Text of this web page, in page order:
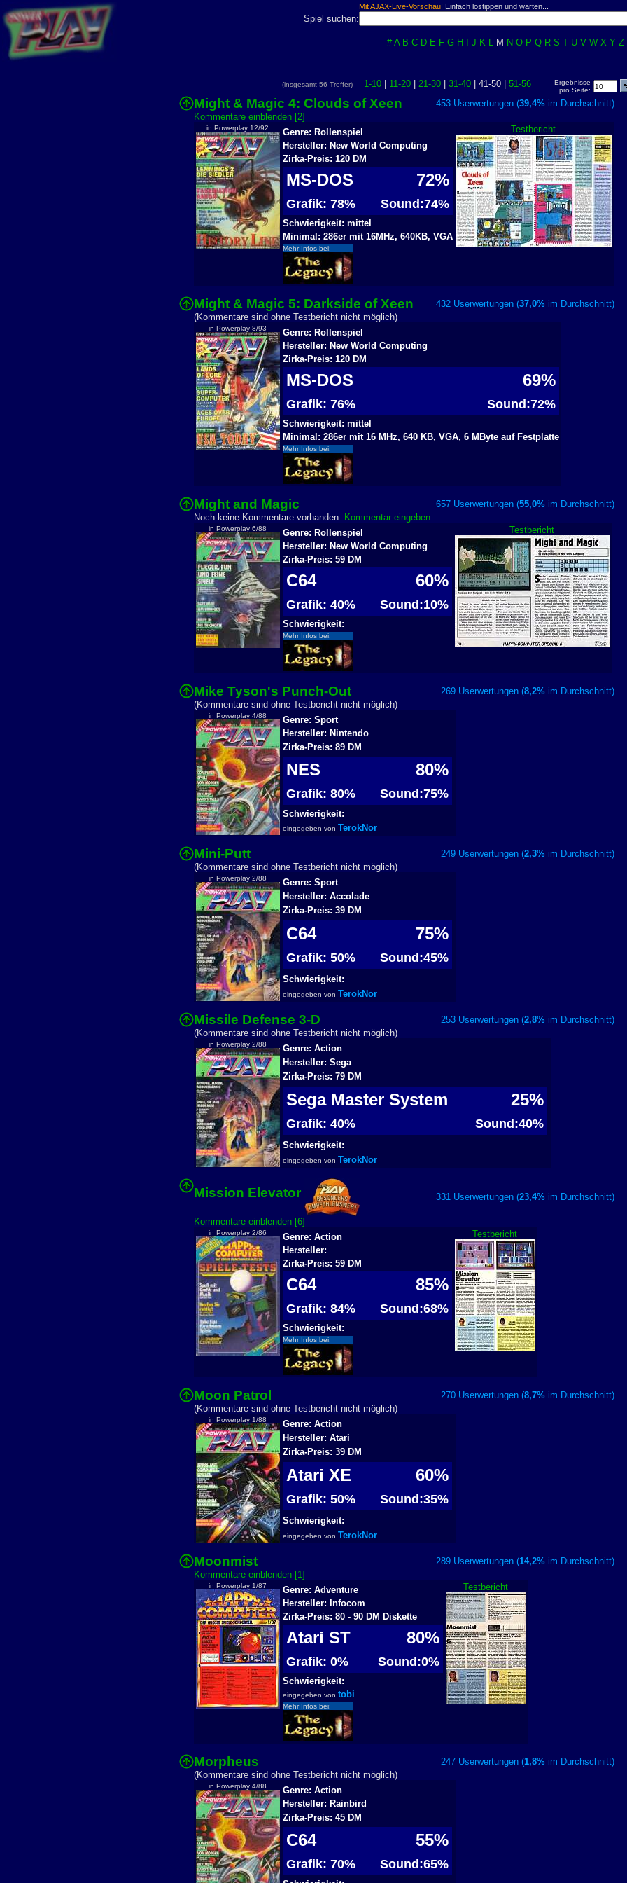
Mit AJAX-Live-Vorschau! Einfach lostippen und warten...
Spiel suchen:
# A B C D E F G H J K L M N O P Q R S T U V W X Y Z
(insgesamt 56 Treffer) 1-10 11-20 21-30 31-40 | 41-50 | 51-56
Ergebnisse
pro Seite:
Might & Magic 4: Clouds of Xeen 453 Userwertungen (39,4%im
Kommentare einblenden [2]
in Powerplay 12/92 Testbericht
Genre: Rollenspiel
Hersteller: New World Computing
Zirka-Preis: 120 DM
MS-DOS 72%
Grafik: 78% Sound:74%
Schwierigkeit: mittel
Minimal: 286er mit 16MHz, 640KB, VGA
Mehr Infos bei:
Might & Magic 5: Darkside of Xeen 432 Userwertungen (37,0%im
(Kommentare sind ohne Testbericht nicht möglich)
in Powerplay 8/93
Genre: Rollenspiel
Hersteller: New World Computing
Zirka-Preis: 120 DM
MS-DOS 69%
Grafik: 76% Sound:72%
Schwierigkeit: mittel
Minimal: 286er mit 16 MHz, 640 KB, VGA, 6 MByte auf Festplatte
Mehr Infos bei:
Might and Magic 657 Userwertungen (55,0%im
Noch keine Kommentare vorhanden
Kommentar eingeben
in Powerplay 6/88 Testbericht
Genre: Rollenspiel
Hersteller: New World Computing
Zirka-Preis: 59 DM
C64 60%
Grafik: 40% Sound:10%
Schwierigkeit:
Mehr Infos bei:
Mike Tyson's Punch-Out 269 Userwertungen (8,2%im
(Kommentare sind ohne Testbericht nicht möglich)
in Powerplay 4/88
Genre: Sport
Hersteller: Nintendo
Zirka-Preis: 89 DM
NES 80%
Grafik: 80% Sound:75%
Schwierigkeit:
eingegeben von TerokNor
Mini-Putt 249 Userwertungen (2,3%im
(Kommentare sind ohne Testbericht nicht möglich)
in Powerplay 2/88
Genre: Sport
Hersteller: Accolade
Zirka-Preis: 39 DM
C64 75%
Grafik: 50% Sound:45%
Schwierigkeit:
eingegeben von TerokNor
Missile Defense 3-D 253 Userwertungen (2,8%im
(Kommentare sind ohne Testbericht nicht möglich)
in Powerplay 2/88
Genre: Action
Hersteller: Sega
Zirka-Preis: 79 DM
Sega Master System 25%
Grafik: 40% Sound:40%
Schwierigkeit:
eingegeben von TerokNor
Mission Elevator 331 Userwertungen (23,4%im
Kommentare einblenden [6]
in Powerplay 2/86 Testbericht
Genre: Action
Hersteller:
Zirka-Preis: 59 DM
C64 85%
Grafik: 84% Sound:68%
Schwierigkeit:
Mehr Infos bei:
Moon Patrol 270 Userwertungen (8,7%im
(Kommentare sind ohne Testbericht nicht möglich)
in Powerplay 1/88
Genre: Action
Hersteller: Atari
Zirka-Preis: 39 DM
Atari XE 60%
Grafik: 50% Sound:35%
Schwierigkeit:
eingegeben von TerokNor
Moonmist 289 Userwertungen (14,2%im
Kommentare einblenden [1]
in Powerplay 1/87 Testbericht
Genre: Adventure
Hersteller: Infocom
Zirka-Preis: 80 - 90 DM Diskette
Atari ST 80%
Grafik: 0% Sound:0%
Schwierigkeit:
eingegeben von tobi
Mehr Infos bei:
Morpheus 247 Userwertungen (1,8%im
(Kommentare sind ohne Testbericht nicht möglich)
in Powerplay 4/88
Genre: Action
Hersteller: Rainbird
Zirka-Preis: 45 DM
C64 55%
Grafik: 70% Sound:65%